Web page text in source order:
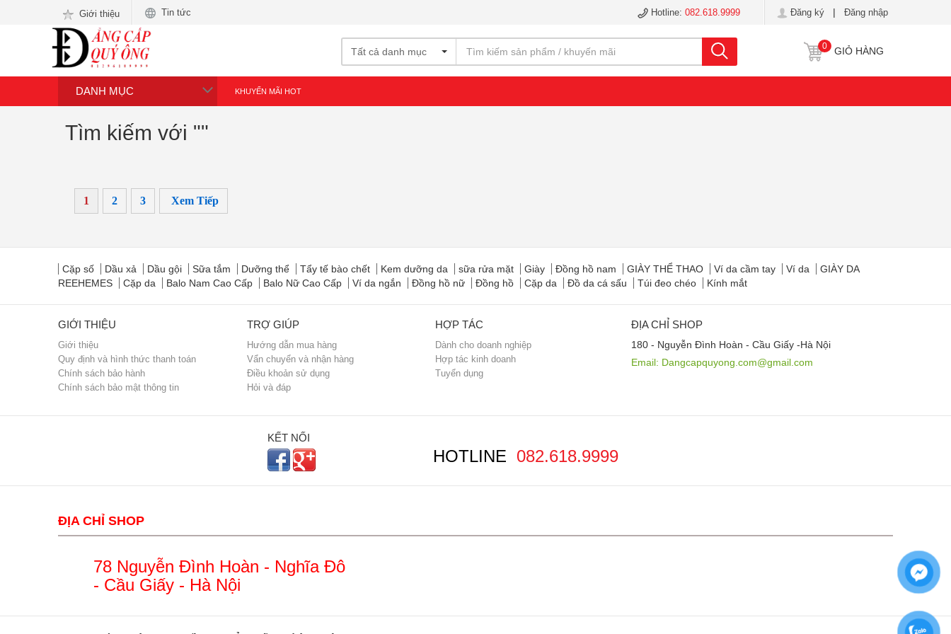
Giới thiệu Tin tức Đăng ký | Đăng nhập
Hotline: 082.618.9999
Tất cả danh mục 0 GIỎ HÀNG
DANH MỤC KHUYẾN MÃI HOT
Tìm kiếm với ""
1 2 3 Xem Tiếp
Cặp số Dầu xả Dầu gội Sữa tắm Dưỡng thể Tẩy tế bào chết Kem dưỡng da sữa rửa mặt Giày Đồng hồ nam GIÀY THỂ THAO Ví da cầm tay Ví da
GIÀY DA
REEHEMES
Cặp da Balo Nam Cao Cấp Balo Nữ Cao Cấp Ví da ngắn Đồng hồ nữ Đồng hồ Cặp da Đồ da cá sấu Túi đeo chéo Kính mắt
GIỚI THIỆU
Giới thiệu
Quy định và hình thức thanh toán
Chính sách bảo hành
Chính sách bảo mật thông tin
TRỢ GIÚP
Hướng dẫn mua hàng
Vẩn chuyển và nhận hàng
Điều khoản sử dụng
Hỏi và đáp
HỢP TÁC
Dành cho doanh nghiệp
Hợp tác kinh doanh
Tuyển dụng
ĐỊA CHỈ SHOP
180 - Nguyễn Đình Hoàn - Cầu Giấy -Hà Nội
Email: Dangcapquyong.com@gmail.com
KẾT NỐI
HOTLINE 082.618.9999
ĐỊA CHỈ SHOP
78 Nguyễn Đình Hoàn - Nghĩa Đô
- Cầu Giấy - Hà Nội